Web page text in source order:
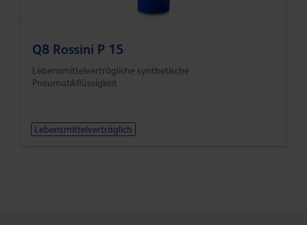
Q8 Rossini P 15
Lebensmittelverträgliche synthetische
Pneumatikflüssigkeit
Lebensmittelverträglich